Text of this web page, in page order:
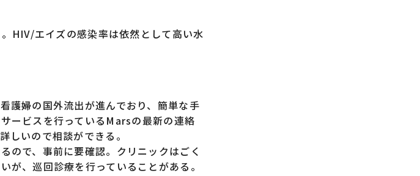
HIV/エイズの感染率は依然として高い水
護婦の国外流出が進んでおり、簡単な手
ービスを行っているMarsの最新の連絡
しいので相談ができる。
ので、事前に要確認。クリニックはごく
、巡回診療を行っていることがある。